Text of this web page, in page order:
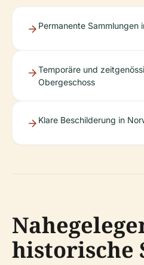
Permanente Sammlungen
Temporäre und
Obergeschoss
Klare Beschilderung in
historische